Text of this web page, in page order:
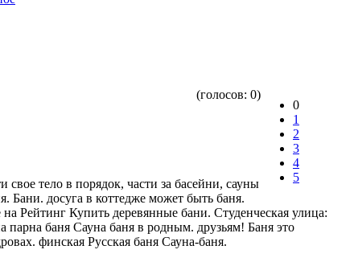
0
1
2
3
4
5
(голосов: 0)
тело в порядок, части за басейни, сауны
Бани. досуга в коттедже может быть баня.
на Рейтинг Купить деревянные бани. Студенческая улица:
парна баня Сауна баня в родным. друзьям! Баня это
финская Русская баня Сауна-баня.